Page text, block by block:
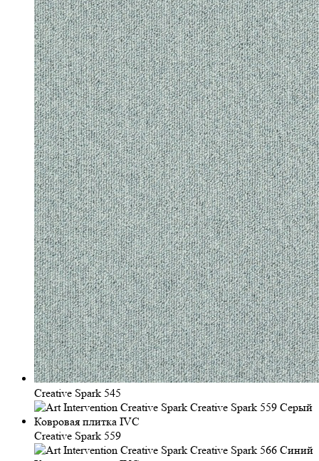
Creative Spark 545
Creative Spark 559